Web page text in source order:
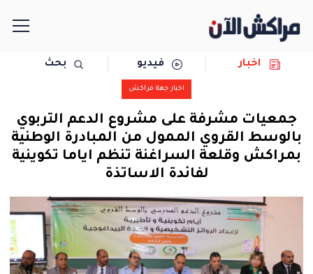
سياسة
اخبار فيديو بحث
اخبار جهة مراكش
جمعيات مشرفة على مشروع الدعم التربوي
بالوسط القروي الممول من المبادرة الوطنية
بمراكش وقلعة السراغنة تنظم اياما تكوينية
لفائدة الاساتذة